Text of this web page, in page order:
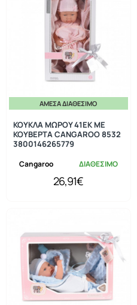
ΆΜΕΣΑ ΔΙΑΘΈΣΙΜΟ
Cangaroo ΔΙΑΘΕΣΙΜΟ
ΚΟΥΚΛΑ ΜΩΡΟΥ 41ΕΚ ΜΕ
ΚΟΥΒΕΡΤΑ CANGAROO 8532
3800146265779
26,91€